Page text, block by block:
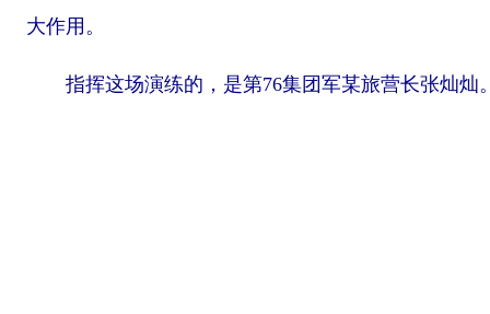
大作用。
指挥这场演练的，是第76集团军某旅营长张灿灿